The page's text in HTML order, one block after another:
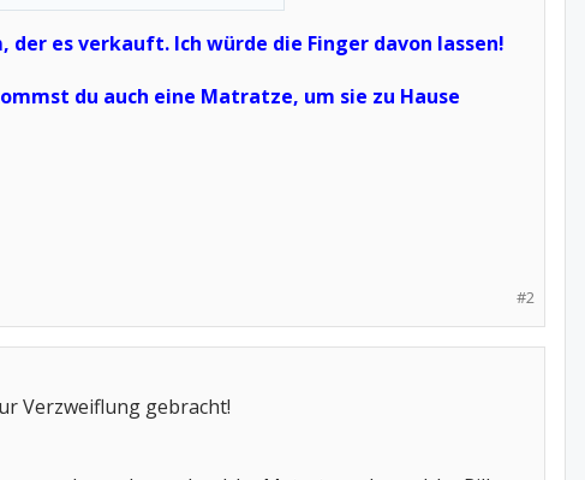
es verkauft. Ich würde die Finger davon lassen!
du auch eine Matratze, um sie zu Hause
#2
Verzweiflung gebracht!